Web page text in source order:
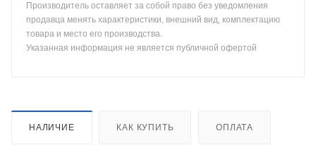
Производитель оставляет за собой право без уведомления
продавца менять характеристики, внешний вид, комплектацию
товара и место его производства.
Указанная информация не является публичной офертой
НАЛИЧИЕ КАК КУПИТЬ ОПЛАТА